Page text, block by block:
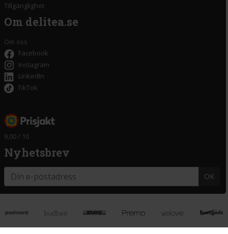
Tillgänglighet
Om delitea.se
Om oss
Facebook
Instagram
LinkedIn
TikTok
9,00 / 10
Nyhetsbrev
OK